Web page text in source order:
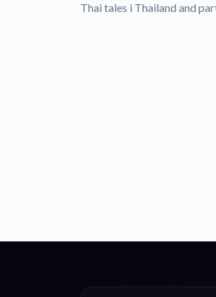
Thai tales i Thailand and